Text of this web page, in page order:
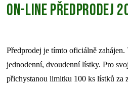
On-line předprodej
Předprodej je tímto oficiálně
jednodenní, dvoudenní lístky. Pro
přichystanou limitku 100 ks lístků za